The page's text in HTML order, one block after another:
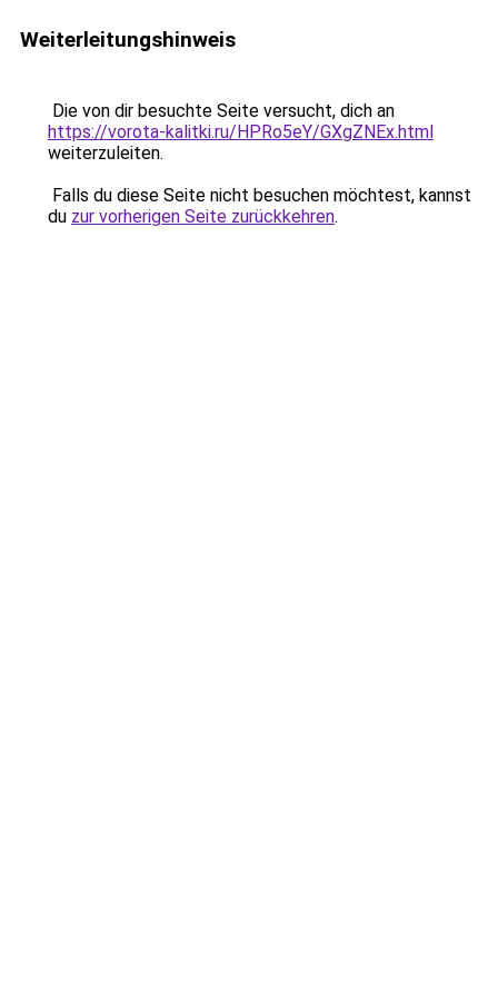
Weiterleitungshinweis
Die von dir besuchte Seite versucht, dich an
https://vorota-kalitki.ru/HPRo5eY/GXgZNEx.html
weiterzuleiten.
Falls du diese Seite nicht besuchen möchtest, kannst
du zur vorherigen Seite zurückkehren.